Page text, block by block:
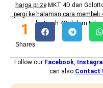
harga prizeMKT 4D dan
pergi ke halaman cara membeli
bertaruh 4D dalam
Shares
1
Follow our Facebook,
can also Contact